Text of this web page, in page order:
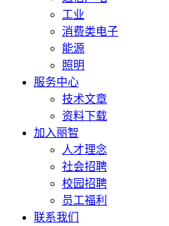
工业
消费类电子
能源
照明
服务中心
技术文章
资料下载
加入丽智
人才理念
社会招聘
校园招聘
员工福利
联系我们